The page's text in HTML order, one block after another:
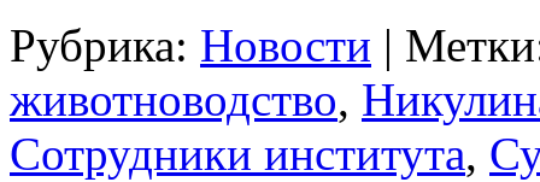
Рубрика: Новости |
животноводство,
Сотрудники института,